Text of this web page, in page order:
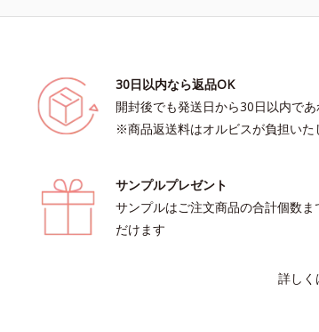
30日以内なら返品OK
開封後でも発送日から30日以内で
※商品返送料はオルビスが負担いた
サンプルプレゼント
サンプルはご注文商品の合計個数ま
だけます
詳しく